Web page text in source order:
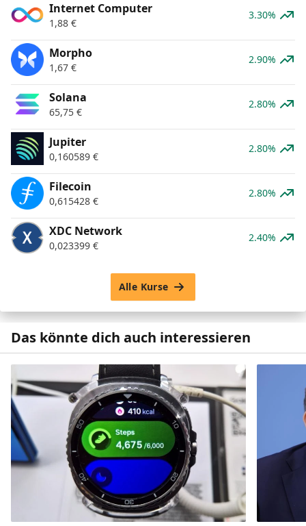
Internet Computer
1,88 €
3.30%
Morpho
1,67 €
2.90%
Solana
65,75 €
2.80%
Jupiter
0,160589 €
2.80%
Filecoin
0,615428 €
2.80%
XDC Network
0,023399 €
2.40%
Alle Kurse
Das könnte dich auch interessieren